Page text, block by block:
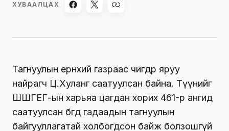
ХУВААЛЦАХ
Тагнуулын ерөнхий газраас өчигдөр яруу
найрагч Ц.Хуланг саатуулсан байна. Түүнийг
ШШГЕГ-ын харьяа цагдан хорих 461-р ангид
саатуулсан бөгөөд гадаадын тагнуулын
байгууллагатай холбогдсон байж болзошгүй